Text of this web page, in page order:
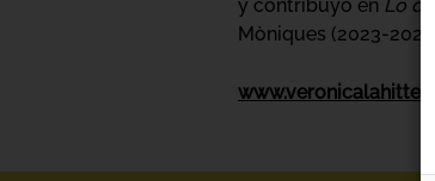
y contribuyó en Lo
Mòniques (2023-